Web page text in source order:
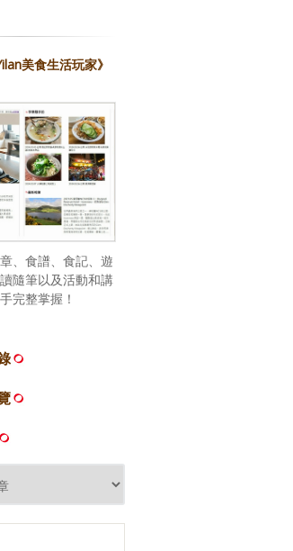
美食生活玩家》
、食譜、食記、遊
隨筆以及活動和講
完整掌握！